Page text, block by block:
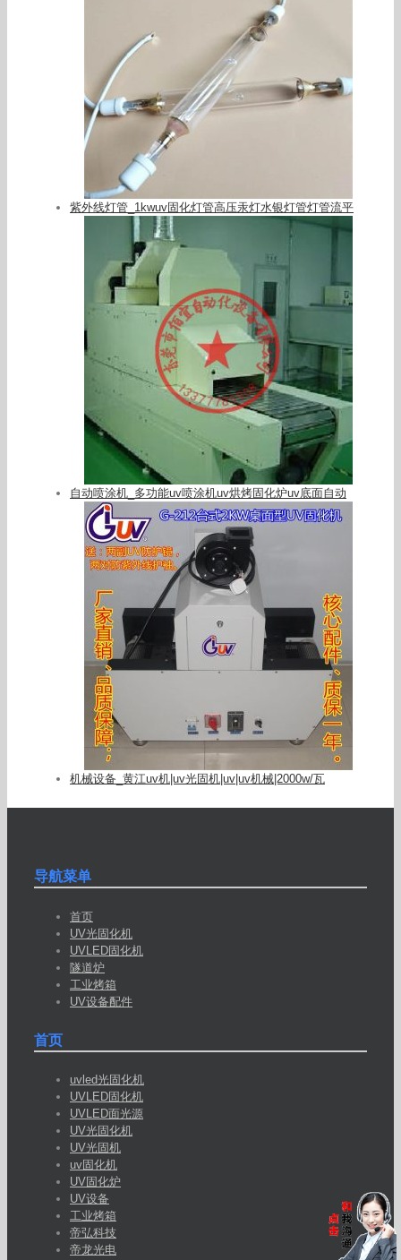
紫外线灯管_1kwuv固化灯管高压汞灯水银灯管灯管流平
自动喷涂机_多功能uv喷涂机uv烘烤固化炉uv底面自动
机械设备_黄江uv机|uv光固机|uv|uv机械|2000w/瓦
导航菜单
首页
UV光固化机
UVLED固化机
隧道炉
工业烤箱
UV设备配件
首页
uvled光固化机
UVLED固化机
UVLED面光源
UV光固化机
UV光固机
uv固化机
UV固化炉
UV设备
工业烤箱
帝弘科技
帝龙光电